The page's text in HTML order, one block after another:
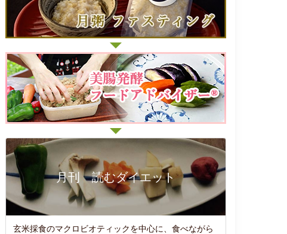
月刊 読むダイエット
玄米採食のマクロビオティックを中心に、食べながら